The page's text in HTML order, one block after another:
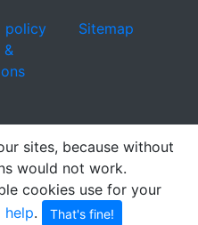
policy
&
Sitemap
sites, because without
would not work.
cookies use for your
help. That's fine!